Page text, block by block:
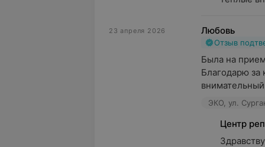
23 апреля 2026 Любовь
Отзыв
Была на
Благодарю
ЭКО, ул.
Центр